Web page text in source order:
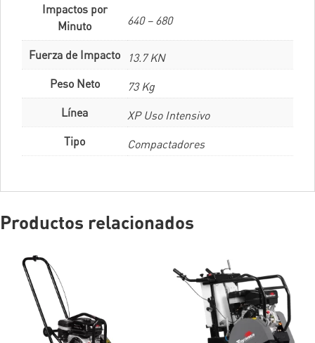
Impactos por
Minuto
640 – 680
Fuerza de Impacto
13.7 KN
Peso Neto
73 Kg
Línea
XP Uso Intensivo
Tipo
Compactadores
Productos relacionados